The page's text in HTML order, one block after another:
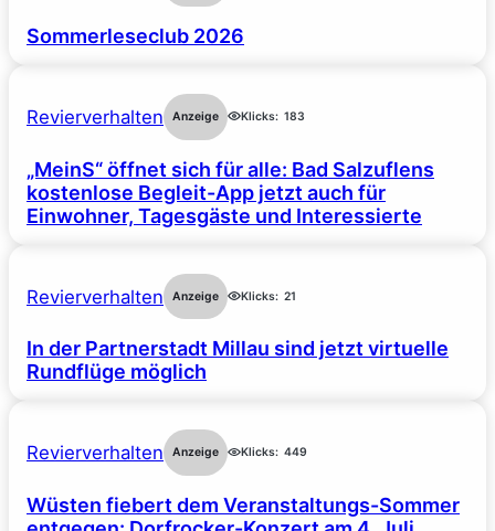
Sommerleseclub 2026
Revierverhalten Anzeige Klicks: 183
„MeinS“ öffnet sich für alle: Bad Salzuflens
kostenlose Begleit-App jetzt auch für
Einwohner, Tagesgäste und Interessierte
Revierverhalten Anzeige Klicks: 21
In der Partnerstadt Millau sind jetzt virtuelle
Rundflüge möglich
Revierverhalten Anzeige Klicks: 449
Wüsten fiebert dem Veranstaltungs-Sommer